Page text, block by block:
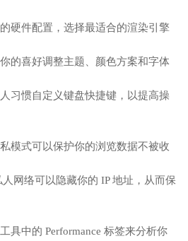
硬件配置，选择最适合的渲染引擎
的喜好调整主题、颜色方案和字体
习惯自定义键盘快捷键，以提高操
模式可以保护你的浏览数据不被收
网络可以隐藏你的 IP 地址，从而保
具中的 Performance 标签来分析你